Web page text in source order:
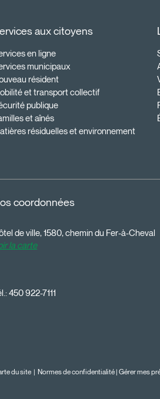
aux citoyens
en ligne
municipaux
résident
et transport collectif
publique
et aînés
résiduelles et environnement
coordonnées
de ville, 1580, chemin du Fer-à-Cheval
la carte
450 922-7111
du site |Normes de confidentialité |Gérer mes